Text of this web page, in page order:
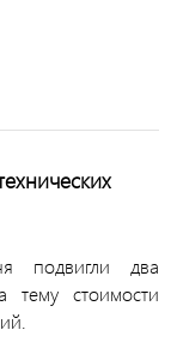
подвигли два
тему стоимости